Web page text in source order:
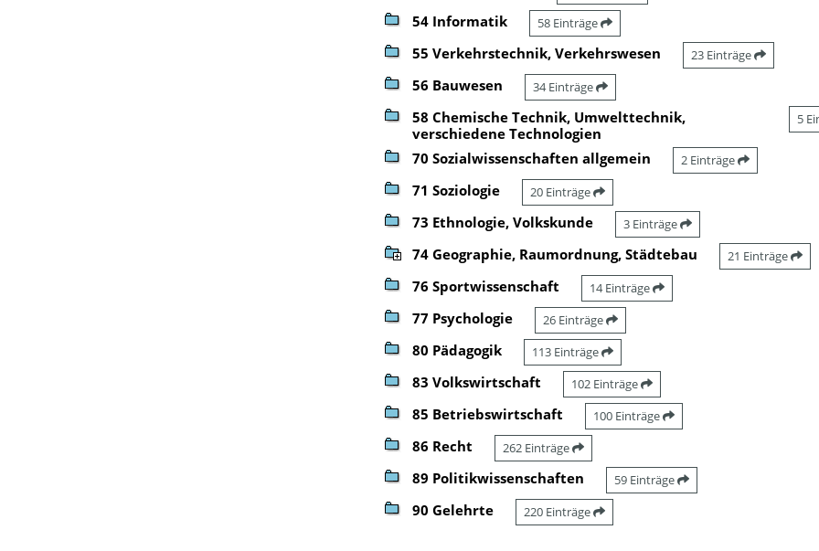
54 Informatik 58 Einträge
55 Verkehrstechnik, Verkehrswesen 23 Einträge
56 Bauwesen 34 Einträge
58 Chemische Technik, Umwelttechnik,
verschiedene Technologien
5
70 Sozialwissenschaften allgemein 2 Einträge
71 Soziologie 20 Einträge
73 Ethnologie, Volkskunde 3 Einträge
74 Geographie, Raumordnung, Städtebau 21 Einträge
76 Sportwissenschaft 14 Einträge
77 Psychologie 26 Einträge
80 Pädagogik 113 Einträge
83 Volkswirtschaft 102 Einträge
85 Betriebswirtschaft 100 Einträge
86 Recht 262 Einträge
89 Politikwissenschaften 59 Einträge
90 Gelehrte 220 Einträge